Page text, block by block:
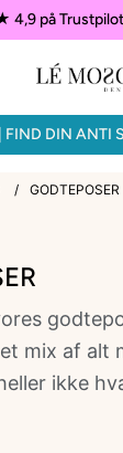
4,9 på
FIND DIN ANTI
- 3 FOR
/ GODTEPOSER
mix af alt
ikke
højere